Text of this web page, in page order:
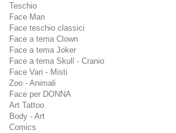
Teschio
Face Man
Face teschio classici
Face a tema Clown
Face a tema Joker
Face a tema Skull - Cranio
Face Vari - Misti
Zoo - Animali
Face per DONNA
Art Tattoo
Body - Art
Comics